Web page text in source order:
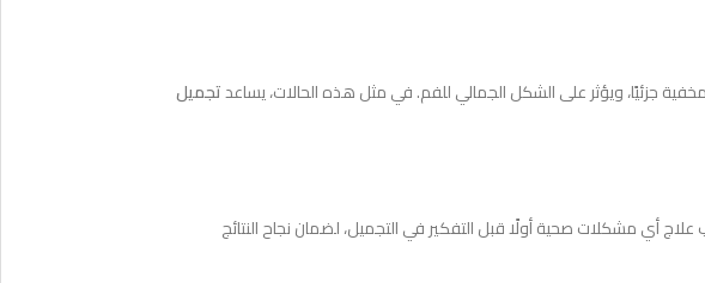
جزئيًا، ويؤثر على الشكل الجمالي للفم. في مثل هذه الحالات، يساعدتجميل
علاج أي مشكلات صحية أولًا قبل التفكير في التجميل، لضمان نجاح النتائج